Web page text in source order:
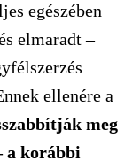
egészében
elmaradt –
ellenére a
meg
a korábbi